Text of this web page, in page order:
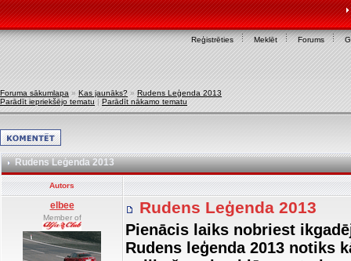
Reģistrēties Meklēt Forums
Foruma sākumlapa » Kas jaunāks? » Rudens Leģenda 2013
Parādīt iepriekšējo tematu | Parādīt nākamo tematu
Rudens Leģenda 2013
Autors
elbee
Member of
Rudens Leģenda 2013
Pienācis laiks nobriest
Rudens leģenda 2013 notiks